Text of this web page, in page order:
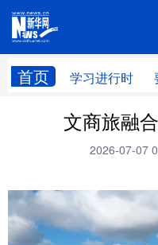
首页 学习进行时
学习进行
科创
旅游 教育
房产 体育
文商旅融
2026-07-07